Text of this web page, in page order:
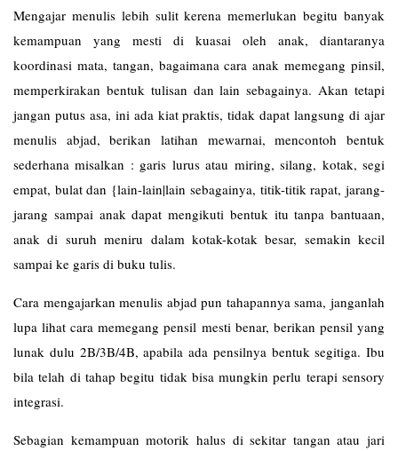
Mengajar menulis lebih sulit kerena memerlukan begitu banyak
kemampuan yang mesti di kuasai oleh anak, diantaranya
koordinasi mata, tangan, bagaimana cara anak memegang pinsil,
memperkirakan bentuk tulisan dan lain sebagainya. Akan tetapi
jangan putus asa, ini ada kiat praktis, tidak dapat langsung di ajar
menulis abjad, berikan latihan mewarnai, mencontoh bentuk
sederhana misalkan : garis lurus atau miring, silang, kotak, segi
empat, bulat dan {lain-lain|lain sebagainya, titik-titik rapat, jarang-
jarang sampai anak dapat mengikuti bentuk itu tanpa bantuaan,
anak di suruh meniru dalam kotak-kotak besar, semakin kecil
sampai ke garis di buku tulis.
Cara mengajarkan menulis abjad pun tahapannya sama, janganlah
lupa lihat cara memegang pensil mesti benar, berikan pensil yang
lunak dulu 2B/3B/4B, apabila ada pensilnya bentuk segitiga. Ibu
bila telah di tahap begitu tidak bisa mungkin perlu terapi sensory
integrasi.
Sebagian kemampuan motorik halus di sekitar tangan atau jari